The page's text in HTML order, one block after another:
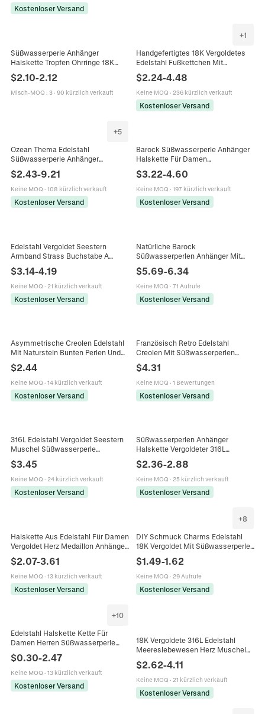
Kostenloser Versand
Süßwasserperle Anhänger
Halskette Tropfen Ohrringe 18K
Minimalist Hochzeit Party Damen
Schmuck
$2.10-2.12
Misch-MOQ : 3· 90 kürzlich verkauft
+1
Handgefertigtes 18K Vergoldetes
Edelstahl Fußkettchen Mit
Eleganter Nischenschmuck Für
Damen
$2.24-4.48
Keine MOQ · 236 kürzlich verkauft
Kostenloser Versand
+5
Ozean Thema Edelstahl
Süßwasserperle Anhänger
Halskette Gold Meeresschildkröte
Meeresmuschel Seepferdchen
Schmuck Für Damen
$2.43-9.21
Keine MOQ · 108 kürzlich verkauft
Kostenloser Versand
Barock Süßwasserperle Anhänger
Halskette Für Damen
Edelstahlkette OT
Knebelverschluss Gold Silber
Farbe Schmuck Geschenk
$3.22-4.60
Keine MOQ · 197 kürzlich verkauft
Kostenloser Versand
Edelstahl Vergoldet Seestern
Armband Strass Buchstabe A
Süßwasserperle Schmuck Für
Frauen
$3.14-4.19
Keine MOQ · 21 kürzlich verkauft
Kostenloser Versand
Natürliche Barock
Süßwasserperlen Anhänger Mit
Perlen Für DIY Schmuckherstellung
Zubehör
$5.69-6.34
Keine MOQ · 71 Aufrufe
Kostenloser Versand
Asymmetrische Creolen Edelstahl
Mit Naturstein Bunten Perlen Und
Süßwasserperlen Retro Boho Stil
Für Frauen
$2.44
Keine MOQ · 14 kürzlich verkauft
Kostenloser Versand
Französisch Retro Edelstahl
Creolen Mit Süßwasserperlen
Tropfen PVD 18K Gold Plattiert
Eleganter Schmuck Für Damen
$4.31
Keine MOQ · 1 Bewertungen
Kostenloser Versand
316L Edelstahl Vergoldet Seestern
Muschel Süßwasserperle
Anhänger Halskette Marine Thema
Sommer Strand Schmuck Für
Damen
$3.45
Keine MOQ · 24 kürzlich verkauft
Kostenloser Versand
Süßwasserperlen Anhänger
Halskette Vergoldeter 316L
Edelstahl Oval Perlenkette
Schmuck Für Damen Elegant
Stilvoll
$2.36-2.88
Keine MOQ · 25 kürzlich verkauft
Kostenloser Versand
Halskette Aus Edelstahl Für Damen
Vergoldet Herz Medaillon Anhänger
Schlangenkette Schmuck
$2.07-3.61
Keine MOQ · 13 kürzlich verkauft
Kostenloser Versand
+8
DIY Schmuck Charms Edelstahl
18K Vergoldet Mit Süßwasserperle
Chili Anhänger
$1.49-1.62
Keine MOQ · 29 Aufrufe
Kostenloser Versand
+10
Edelstahl Halskette Kette Für
Damen Herren Süßwasserperle
Schlange Seil Herz Glied Gold
Silber Farbe Vielseitig
$0.30-2.47
Keine MOQ · 13 kürzlich verkauft
Kostenloser Versand
18K Vergoldete 316L Edelstahl
Meereslebewesen Herz Muschel
Süßwasserperle Anhänger
Halskette Schmuck Für Damen
$2.62-4.11
Keine MOQ · 21 kürzlich verkauft
Kostenloser Versand